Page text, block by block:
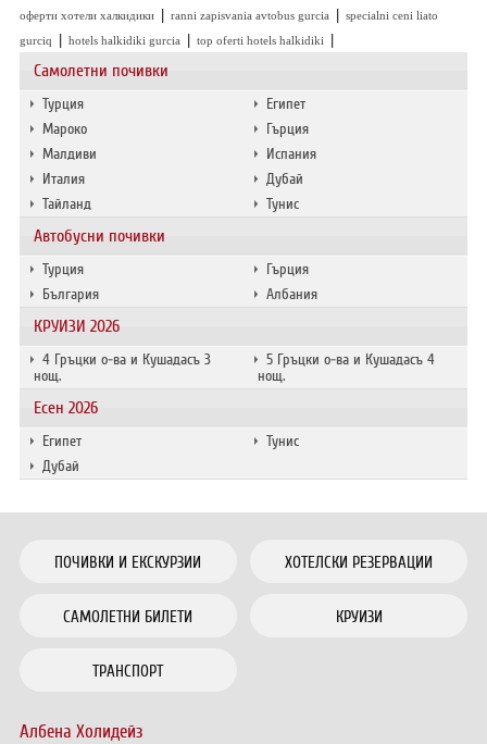
Самолетни почивки
Турция
Египет
Мароко
Гърция
Малдиви
Испания
Италия
Дубай
Тайланд
Тунис
Автобусни почивки
Турция
Гърция
България
Албания
КРУИЗИ 2026
4 Гръцки о-ва и Кушадасъ 3
нощ.
5 Гръцки о-ва и Кушадасъ 4
нощ.
Есен 2026
Египет
Тунис
Дубай
оферти хотели халкидики | ranni zapisvania avtobus gurcia | specialni ceni liato
gurciq
| hotels halkidiki gurcia | top oferti hotels halkidiki |
ПОЧИВКИ И ЕКСКУРЗИИ ХОТЕЛСКИ РЕЗЕРВАЦИИ
САМОЛЕТНИ БИЛЕТИ КРУИЗИ
ТРАНСПОРТ
Албена Холидейз